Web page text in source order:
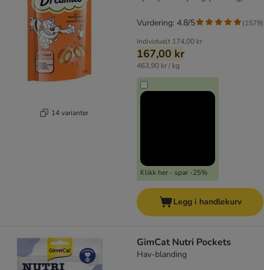
14 varianter
Individuelt 174,00 kr
167,00 kr
463,90 kr / kg
Klikk her - spar -25%
Vurdering: 4.8/5 (1579)
Legg i handlekurv
GimCat Nutri Pockets
Hav-blanding